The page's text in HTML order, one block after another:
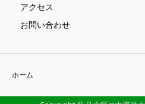
アクセス
お問い合わせ
ホーム